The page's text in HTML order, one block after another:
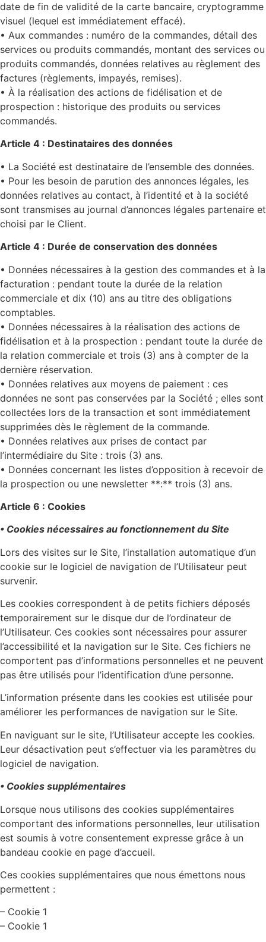
date de fin de validité de la carte bancaire, cryptogramme
visuel (lequel est immédiatement effacé).
• Aux commandes : numéro de la commandes, détail des
services ou produits commandés, montant des services ou
produits commandés, données relatives au règlement des
factures (règlements, impayés, remises).
• À la réalisation des actions de fidélisation et de
prospection : historique des produits ou services
commandés.
Article 4 : Destinataires des données
• La Société est destinataire de l’ensemble des données.
• Pour les besoin de parution des annonces légales, les
données relatives au contact, à l’identité et à la société
sont transmises au journal d’annonces légales partenaire et
choisi par le Client.
Article 4 : Durée de conservation des données
• Données nécessaires à la gestion des commandes et à la
facturation : pendant toute la durée de la relation
commerciale et dix (10) ans au titre des obligations
comptables.
• Données nécessaires à la réalisation des actions de
fidélisation et à la prospection : pendant toute la durée de
la relation commerciale et trois (3) ans à compter de la
dernière réservation.
• Données relatives aux moyens de paiement : ces
données ne sont pas conservées par la Société ; elles sont
collectées lors de la transaction et sont immédiatement
supprimées dès le règlement de la commande.
• Données relatives aux prises de contact par
l’intermédiaire du Site : trois (3) ans.
• Données concernant les listes d’opposition à recevoir de
la prospection ou une newsletter **:** trois (3) ans.
Article 6 : Cookies
• Cookies nécessaires au fonctionnement du Site
Lors des visites sur le Site, l’installation automatique d’un
cookie sur le logiciel de navigation de l’Utilisateur peut
survenir.
Les cookies correspondent à de petits fichiers déposés
temporairement sur le disque dur de l’ordinateur de
l’Utilisateur. Ces cookies sont nécessaires pour assurer
l’accessibilité et la navigation sur le Site. Ces fichiers ne
comportent pas d’informations personnelles et ne peuvent
pas être utilisés pour l’identification d’une personne.
L’information présente dans les cookies est utilisée pour
améliorer les performances de navigation sur le Site.
En naviguant sur le site, l’Utilisateur accepte les cookies.
Leur désactivation peut s’effectuer via les paramètres du
logiciel de navigation.
• Cookies supplémentaires
Lorsque nous utilisons des cookies supplémentaires
comportant des informations personnelles, leur utilisation
est soumis à votre consentement expresse grâce à un
bandeau cookie en page d’accueil.
Ces cookies supplémentaires que nous émettons nous
permettent :
– Cookie 1
– Cookie 1